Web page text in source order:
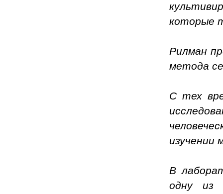
которые
Рилман
метода
С тех
изучении
В
одну из